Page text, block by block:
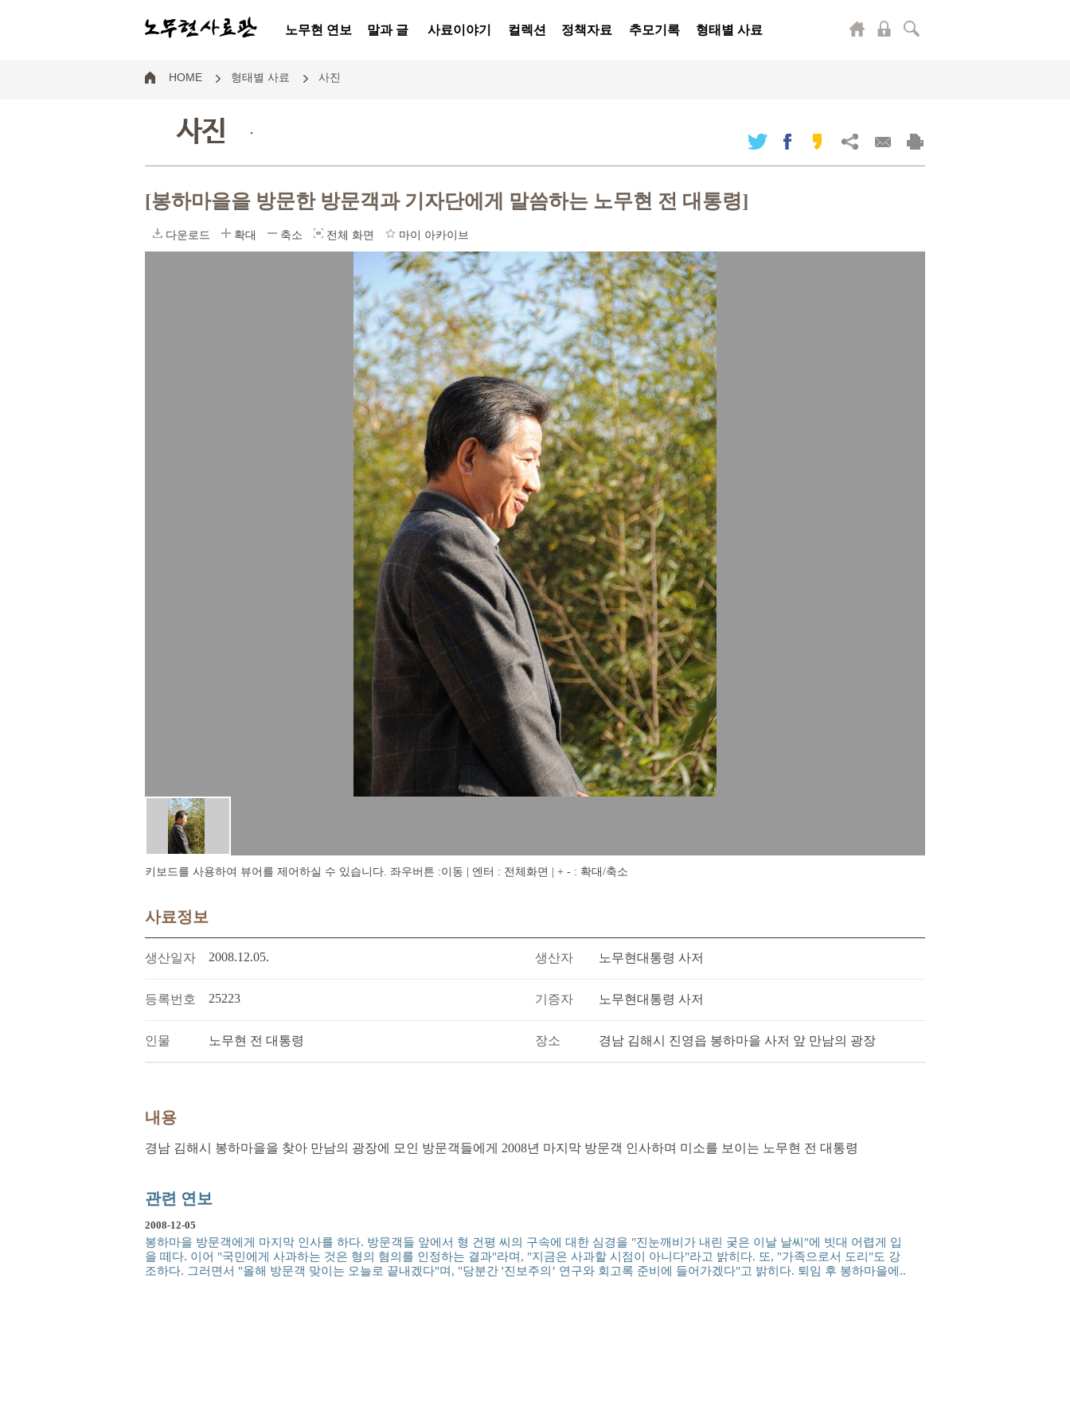
노무현 연보 말과 글 사료이야기 컬렉션 정책자료 추모기록 형태별 사료
HOME 형태별 사료 사진
사진 .
[봉하마을을 방문한 방문객과 기자단에게 말씀하는 노무현 전 대통령]
다운로드 확대 축소 전체 화면 마이 아카이브
키보드를 사용하여 뷰어를 제어하실 수 있습니다. 좌우버튼 :이동 | 엔터 : 전체화면 | + - : 확대/축소
사료정보
생산일자 2008.12.05. 생산자 노무현대통령 사저
등록번호 25223 기증자 노무현대통령 사저
인물 노무현 전 대통령 장소 경남 김해시 진영읍 봉하마을 사저 앞 만남의 광장
내용
경남 김해시 봉하마을을 찾아 만남의 광장에 모인 방문객들에게 2008년 마지막 방문객 인사하며 미소를 보이는 노무현 전 대통령
관련 연보
2008-12-05
봉하마을 방문객에게 마지막 인사를 하다. 방문객들 앞에서 형 건평 씨의 구속에 대한 심경을 "진눈깨비가 내린 궂은 이날 날씨"에 빗대 어렵게 입
을 떼다. 이어 "국민에게 사과하는 것은 형의 혐의를 인정하는 결과"라며, "지금은 사과할 시점이 아니다"라고 밝히다. 또, "가족으로서 도리"도 강
조하다. 그러면서 "올해 방문객 맞이는 오늘로 끝내겠다"며, "당분간 '진보주의’ 연구와 회고록 준비에 들어가겠다"고 밝히다. 퇴임 후 봉하마을에..